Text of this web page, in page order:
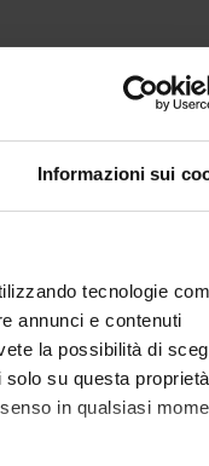
Informazioni sui
tecnologie
annunci e contenuti
la possibilità di
su questa proprietà
in qualsiasi
una banca dati
a chirurgia per
dalla sede, e